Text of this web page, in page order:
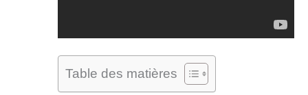
Table des matières